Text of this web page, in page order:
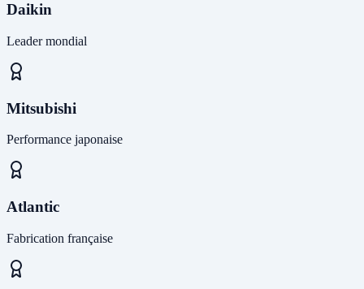
Daikin
Leader mondial
Mitsubishi
Performance japonaise
Atlantic
Fabrication française